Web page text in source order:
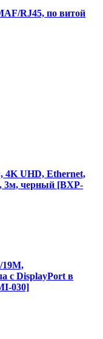
RJ45, по витой
4K UHD, Ethernet,
3м, черный [BXP-
19M,
с DisplayPort в
030]